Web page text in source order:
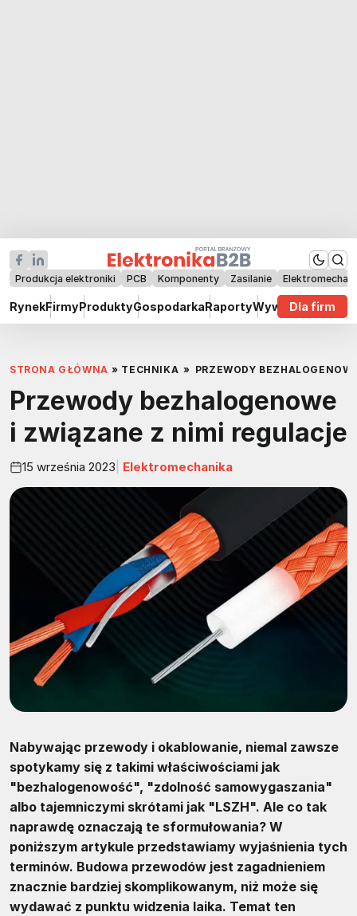
Produkcja elektroniki PCB Komponenty Zasilanie
RynekFirmyProduktyGospodarkaRaportyWywiadyDla firm
STRONA GŁÓWNA » TECHNIKA » PRZEWODY
Przewody bezhalogenowe
i związane z nimi regulacje
15 września 2023 Elektromechanika
Nabywając przewody i okablowanie, niemal zawsze
spotykamy się z takimi właściwościami jak
"bezhalogenowość", "zdolność samowygaszania"
albo tajemniczymi skrótami jak "LSZH". Ale co tak
naprawdę oznaczają te sformułowania? W
poniższym artykule przedstawiamy wyjaśnienia tych
terminów. Budowa przewodów jest zagadnieniem
znacznie bardziej skomplikowanym, niż może się
wydawać z punktu widzenia laika. Temat ten